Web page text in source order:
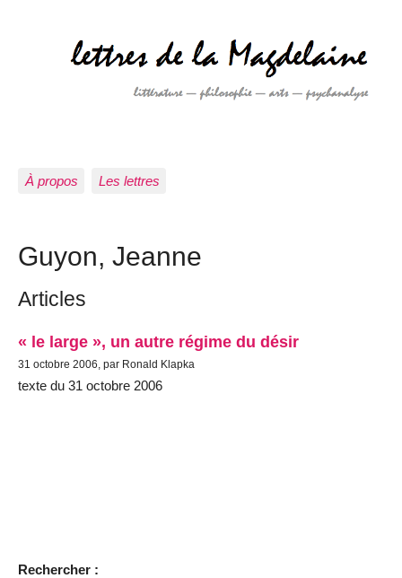
À propos Les lettres
Guyon, Jeanne
Articles
« le large », un autre régime du désir
31 octobre 2006, par Ronald Klapka
texte du 31 octobre 2006
Rechercher :